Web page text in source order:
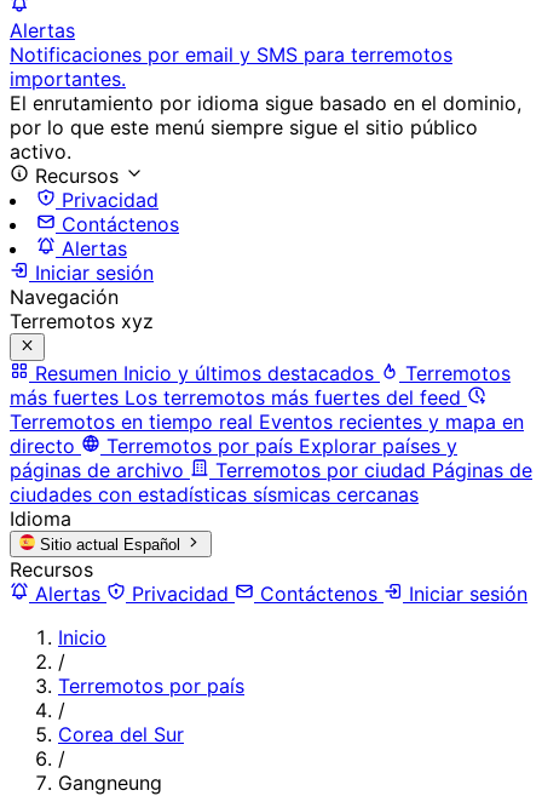
Alertas
Notificaciones por email y SMS para terremotos
importantes.
El enrutamiento por idioma sigue basado en el dominio,
por lo que este menú siempre sigue el sitio público
activo.
Recursos
Privacidad
Contáctenos
Alertas
Iniciar sesión
Navegación
Terremotos xyz
Resumen Inicio y últimos destacados
Terremotos
más fuertes Los terremotos más fuertes del feed
Terremotos en tiempo real Eventos recientes y mapa en
directo
Terremotos por país Explorar países y
páginas de archivo
Terremotos por ciudad Páginas de
ciudades con estadísticas sísmicas cercanas
Idioma
Sitio actual Español
Recursos
Alertas
Privacidad Contáctenos
Iniciar sesión
Inicio
/
Terremotos por país
/
Corea del Sur
/
Gangneung